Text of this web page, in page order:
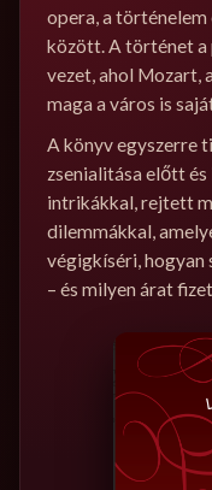
opera, a történelem
között. A történet a
vezet, ahol Mozart,
maga a város is
A könyv egyszerre
zsenialitása előtt
intrikákkal, rejtett
dilemmákkal,
végigkíséri, hogyan
– és milyen árat